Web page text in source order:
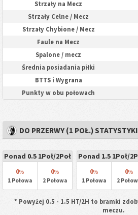
Strzały na Mecz
Strzały Celne / Mecz
Strzały Chybione / Mecz
Faule na Mecz
Spalone / mecz
Średnia posiadania piłki
BTTS i Wygrana
Punkty w obu połowach
DO PRZERWY (1 POŁ.) STATYSTYKI
Ponad 0.5 1Poł/2Poł
0%
1 Połowa
0%
2 Połowa
Ponad 1.5 1Poł/
0%
1 Połowa
0%
2
* Powyżej 0.5 - 1.5 HT/2H to bramki
meczu.